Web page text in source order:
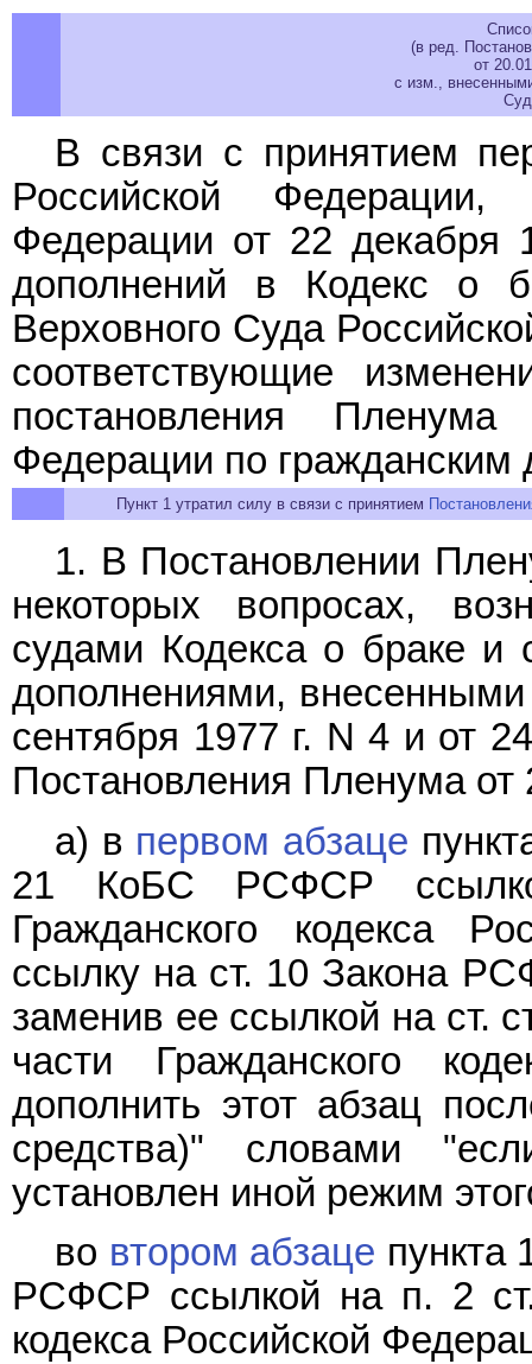
(в ред.
от
с изм.,
В связи с принятием
Российской
Федерации от 22 декабря
дополнений в Кодекс о
Верховного Суда
соответствующие
постановления
Федерации по гражданским
Пункт 1 утратил силу в связи с принятием
1. В Постановлении
некоторых вопросах,
судами Кодекса о браке
дополнениями,
сентября 1977 г. N 4 и от
Постановления Пленума от
а) в первом абзаце
21 КоБС РСФСР
Гражданского кодекса
ссылку на ст. 10 Закона
заменив ее ссылкой на ст.
части Гражданского
дополнить этот абзац
средства)" словами
установлен иной режим
во втором абзаце пункта
РСФСР ссылкой на п. 2 ст.
кодекса Российской